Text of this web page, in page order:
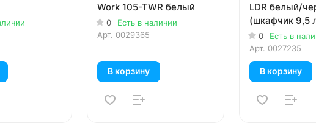
Work 105-TWR белый
0
Есть в наличии
Арт. 0029365
В корзину
LDR белый/
(шкафчик 9,5
0
Есть в
Арт. 0027235
В корзину